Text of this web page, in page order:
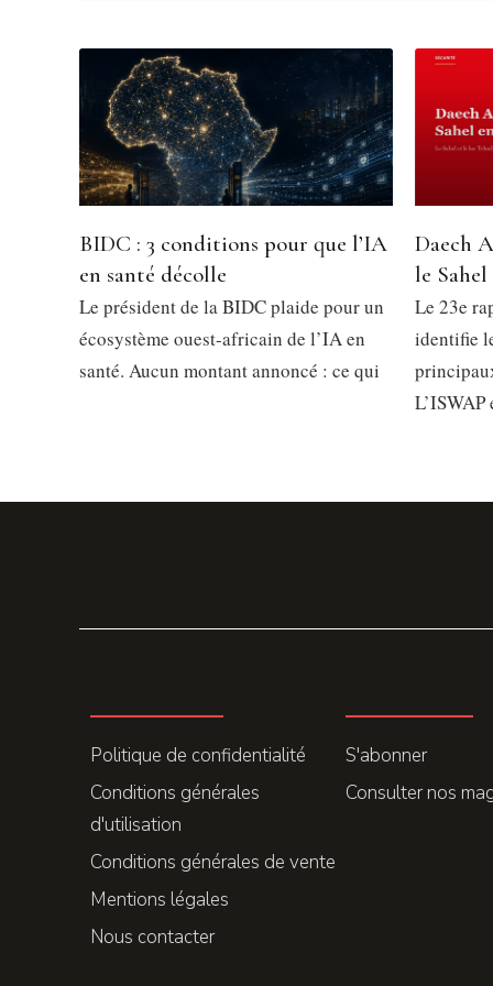
BIDC : 3 conditions pour que l’IA
en santé décolle
Le président de la BIDC plaide pour un
écosystème ouest-africain de l’IA en
santé. Aucun montant annoncé : ce qui
Daech
le
Le 23e
identifie
L’ISWAP
Politique de confidentialité
Conditions générales
d'utilisation
Conditions générales de vente
Mentions légales
Nous contacter
S'abonner
Consulter nos